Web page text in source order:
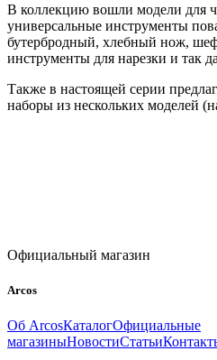
В коллекцию вошли модели для
универсальные инструменты
бутербродный, хлебный нож,
инструменты для нарезки и так
Также в настоящей серии
наборы из нескольких моделей
Официальный магазин
Arcos
Об ArcosКаталогОфициальные
магазиныНовостиСтатьи